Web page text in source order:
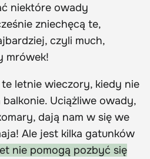
niektóre owady
zniechęcą te,
czyli much,
mrówek!
letnie wieczory, kiedy nie
Uciążliwe owady,
dają nam w się we
Ale jest kilka gatunków
nie pomogą pozbyć się